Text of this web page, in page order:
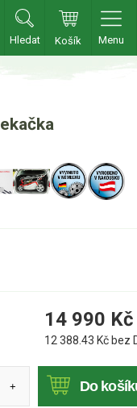
Hledat Košík Menu
14 990 Kč
12 388.43 Kč bez
+ Do